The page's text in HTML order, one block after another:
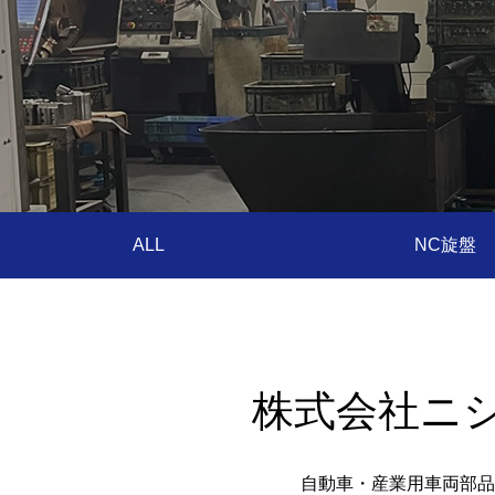
ALL NC旋盤
株式会社ニ
自動車・産業用車両部